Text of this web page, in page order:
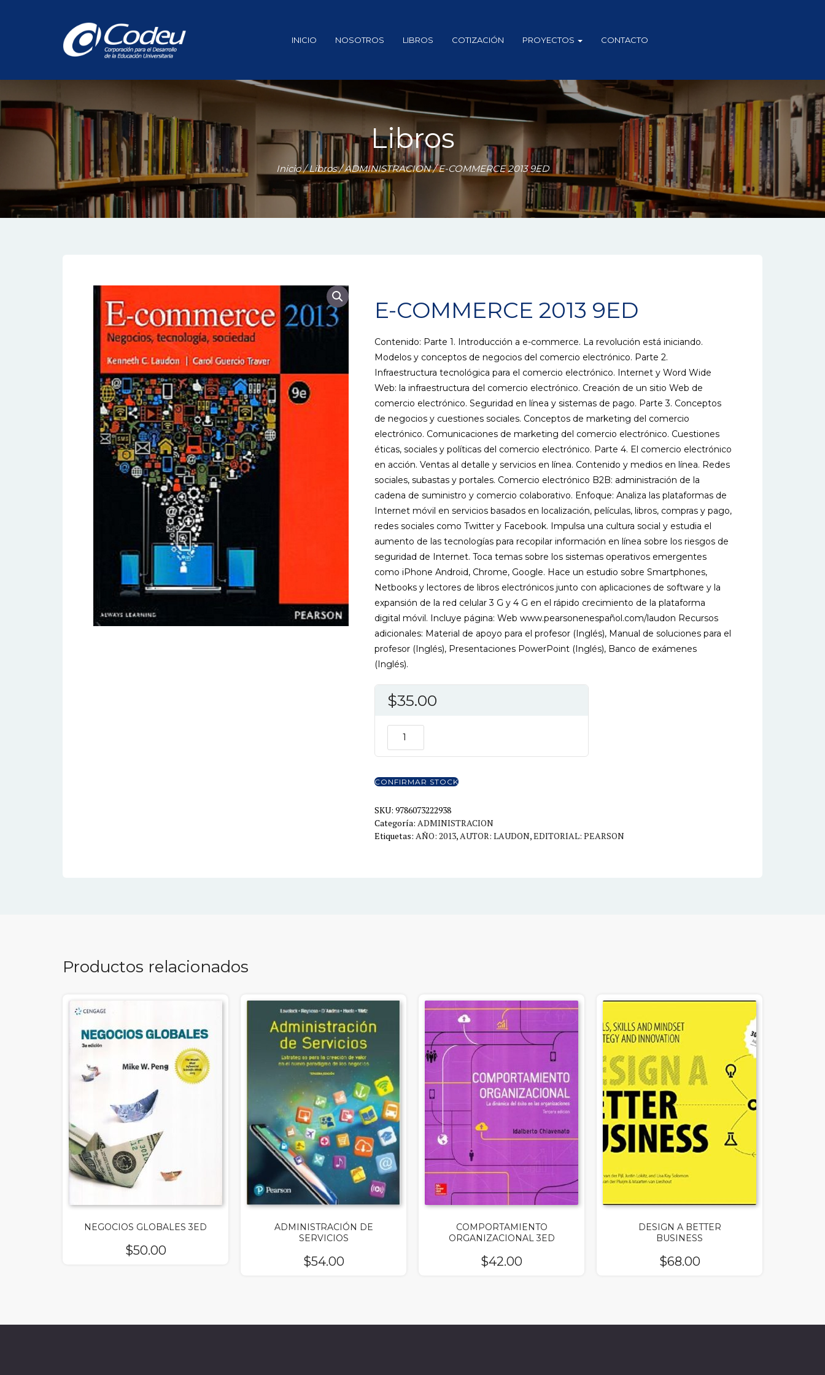
INICIO NOSOTROS LIBROS COTIZACIÓN PROYECTOS CONTACTO
Libros
Inicio/Libros/ADMINISTRACION/ E-COMMERCE 2013 9ED
E-COMMERCE 2013 9ED
Contenido: Parte 1. Introducción a e-commerce. La revolución está iniciando.
Modelos y conceptos de negocios del comercio electrónico. Parte 2.
Infraestructura tecnológica para el comercio electrónico. Internet y Word Wide
Web: la infraestructura del comercio electrónico. Creación de un sitio Web de
comercio electrónico. Seguridad en línea y sistemas de pago. Parte 3. Conceptos
de negocios y cuestiones sociales. Conceptos de marketing del comercio
electrónico. Comunicaciones de marketing del comercio electrónico. Cuestiones
éticas, sociales y políticas del comercio electrónico. Parte 4. El comercio electrónico
en acción. Ventas al detalle y servicios en línea. Contenido y medios en línea. Redes
sociales, subastas y portales. Comercio electrónico B2B: administración de la
cadena de suministro y comercio colaborativo. Enfoque: Analiza las plataformas de
Internet móvil en servicios basados en localización, películas, libros, compras y pago,
redes sociales como Twitter y Facebook. Impulsa una cultura social y estudia el
aumento de las tecnologías para recopilar información en línea sobre los riesgos de
seguridad de Internet. Toca temas sobre los sistemas operativos emergentes
como iPhone Android, Chrome, Google. Hace un estudio sobre Smartphones,
Netbooks y lectores de libros electrónicos junto con aplicaciones de software y la
expansión de la red celular 3 G y 4 G en el rápido crecimiento de la plataforma
digital móvil. Incluye página: Web www.pearsonenespañol.com/laudon Recursos
adicionales: Material de apoyo para el profesor (Inglés), Manual de soluciones para el
profesor (Inglés), Presentaciones PowerPoint (Inglés), Banco de exámenes
(Inglés).
$35.00
COMMERCE
9ED
CONFIRMAR STOCK
SKU: 9786073222938
Categoría: ADMINISTRACION
Etiquetas: AÑO: 2013,AUTOR: LAUDON,EDITORIAL: PEARSON
Productos relacionados
NEGOCIOS GLOBALES 3ED
$50.00
ADMINISTRACIÓN DE
SERVICIOS
$54.00
COMPORTAMIENTO
ORGANIZACIONAL 3ED
$42.00
DESIGN A BETTER
BUSINESS
$68.00